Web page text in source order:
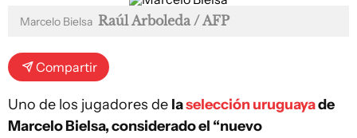
Marcelo Bielsa Raúl Arboleda / AFP
Compartir
Uno de los jugadores de laselección uruguayade
Marcelo Bielsa, considerado el “nuevo